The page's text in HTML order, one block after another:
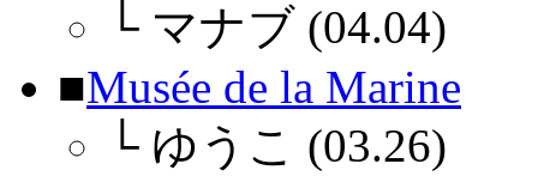
└ マナブ (04.04)
■Musée de la Marine
└ ゆうこ (03.26)